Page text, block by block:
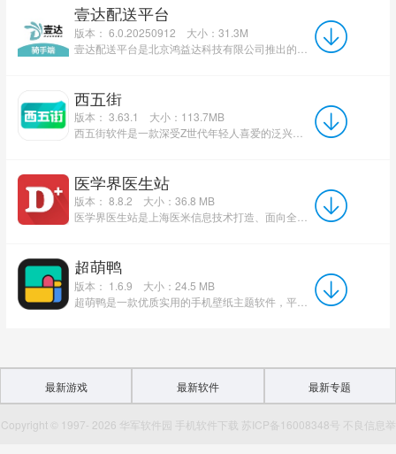
壹达配送平台
版本： 6.0.20250912
大小：31.3M
西五街
版本： 3.63.1
大小：113.7MB
西五街软件是一款深受Z世代年轻人喜爱的泛兴趣社区应用，由北京五街科技有限公司打造，专注美妆测评与兴趣社...
医学界医生站
版本： 8.8.2
大小：36.8 MB
医学界医生站是上海医米信息技术打造、面向全国医护从业者的专业医学学习平台，适配安卓、iOS移动端，累计注...
超萌鸭
版本： 1.6.9
大小：24.5 MB
超萌鸭是一款优质实用的手机壁纸主题软件，平台汇聚海量高清壁纸资源，涵盖丰富多元的风格与类型，能够充分满足...
最新游戏 最新软件 最新专题
Copyright © 1997- 2026 华军软件园 手机软件下载 苏ICP备16008348号 不良信息举